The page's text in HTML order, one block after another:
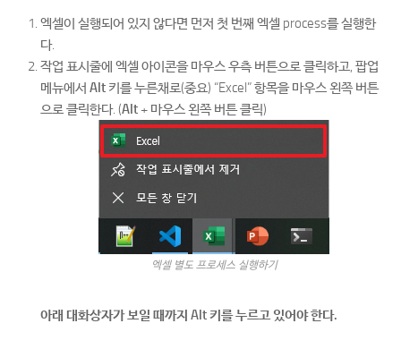
엑셀이 실행되어 있지 않다면 먼저 첫 번째 엑셀 process를 실행한
다.
작업 표시줄에 엑셀 아이콘을 마우스 우측 버튼으로 클릭하고, 팝업
메뉴에서 Alt 키를 누른채로(중요) “Excel” 항목을 마우스 왼쪽 버튼
으로 클릭한다. (Alt + 마우스 왼쪽 버튼 클릭)
엑셀 별도 프로세스 실행하기
아래 대화상자가 보일 때까지 Alt 키를 누르고 있어야 한다.